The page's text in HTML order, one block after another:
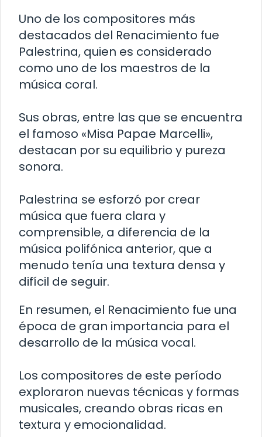
Uno de los compositores más
destacados del Renacimiento fue
Palestrina, quien es considerado
como uno de los maestros de la
música coral.
Sus obras, entre las que se encuentra
el famoso «Misa Papae Marcelli»,
destacan por su equilibrio y pureza
sonora.
Palestrina se esforzó por crear
música que fuera clara y
comprensible, a diferencia de la
música polifónica anterior, que a
menudo tenía una textura densa y
difícil de seguir.
En resumen, el Renacimiento fue una
época de gran importancia para el
desarrollo de la música vocal.
Los compositores de este período
exploraron nuevas técnicas y formas
musicales, creando obras ricas en
textura y emocionalidad.